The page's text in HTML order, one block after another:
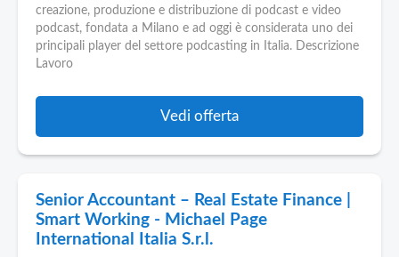
creazione, produzione e distribuzione di podcast e video
podcast, fondata a Milano e ad oggi è considerata uno dei
principali player del settore podcasting in Italia. Descrizione
Lavoro
Vedi offerta
Senior Accountant – Real Estate Finance |
Smart Working - Michael Page
International Italia S.r.l.